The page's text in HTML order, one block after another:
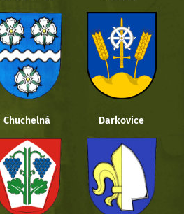
Chuchelná Darkovice